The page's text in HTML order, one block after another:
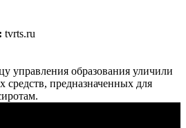
tvrts.ru
управления образования уличили
предназначенных для